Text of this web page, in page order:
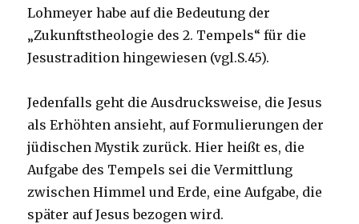
Lohmeyer habe auf die Bedeutung der
„Zukunftstheologie des 2. Tempels“ für die
Jesustradition hingewiesen (vgl.S.45).
Jedenfalls geht die Ausdrucksweise, die Jesus
als Erhöhten ansieht, auf Formulierungen der
jüdischen Mystik zurück. Hier heißt es, die
Aufgabe des Tempels sei die Vermittlung
zwischen Himmel und Erde, eine Aufgabe, die
später auf Jesus bezogen wird.